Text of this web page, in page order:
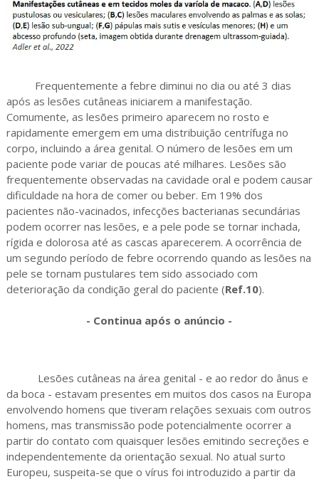
Frequentemente a febre diminui no dia ou até 3 dias
após as lesões cutâneas iniciarem a manifestação.
Comumente, as lesões primeiro aparecem no rosto e
rapidamente emergem em uma distribuição centrífuga no
corpo, incluindo a área genital. O número de lesões em um
paciente pode variar de poucas até milhares. Lesões são
frequentemente observadas na cavidade oral e podem causar
dificuldade na hora de comer ou beber. Em 19% dos
pacientes não-vacinados, infecções bacterianas secundárias
podem ocorrer nas lesões, e a pele pode se tornar inchada,
rígida e dolorosa até as cascas aparecerem. A ocorrência de
um segundo período de febre ocorrendo quando as lesões na
pele se tornam pustulares tem sido associado com
deterioração da condição geral do paciente (Ref.10).
- Continua após o anúncio -
Lesões cutâneas na área genital - e ao redor do ânus e
da boca - estavam presentes em muitos dos casos na Europa
envolvendo homens que tiveram relações sexuais com outros
homens, mas transmissão pode potencialmente ocorrer a
partir do contato com quaisquer lesões emitindo secreções e
independentemente da orientação sexual. No atual surto
Europeu, suspeita-se que o vírus foi introduzido a partir da